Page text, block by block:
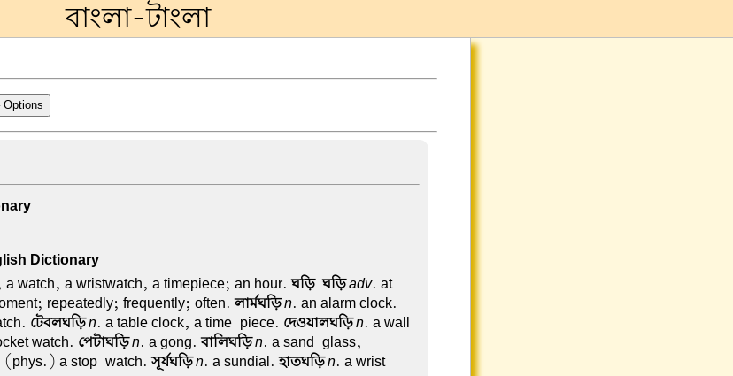
বাংলা-টাংলা
Options
Dictionary
watch, a wristwatch, a timepiece; an hour.ঘড়ি-ঘড়ি adv. at
repeatedly; frequently; often.লার্মঘড়ি n. an alarm clock.
টেবলঘড়ি n. a table clock, a time-piece. দেওয়ালঘড়ি n. a wall
watch. পেটাঘড়ি n. a gong.বালিঘড়ি n. a sand-glass,
(phys.) a stop-watch.সূর্যঘড়ি n. a sundial.হাতঘড়ি n. a wrist-